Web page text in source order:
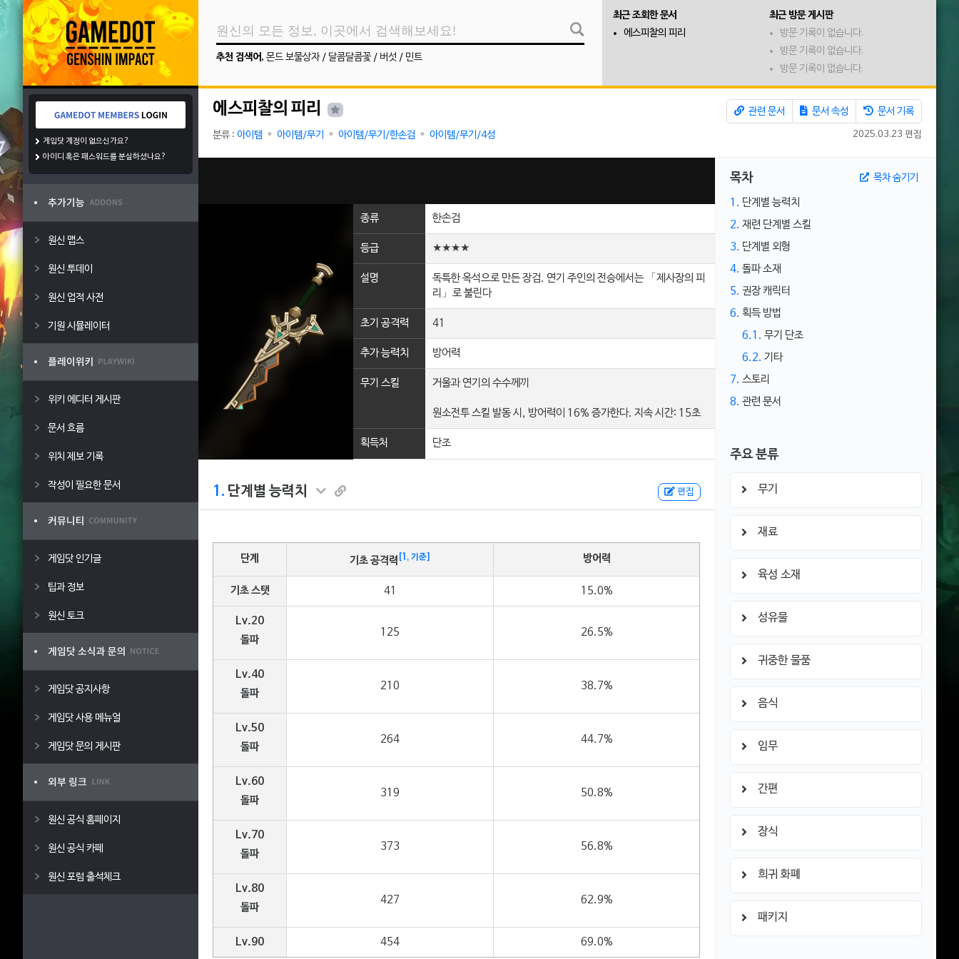
게임닷 계정이 없으신가요?
아이디 혹은 패스워드를 분실하셨나요?
원신 맵스
원신 투데이
원신 업적 사전
기원 시뮬레이터
위키 에디터 게시판
문서 흐름
위치 제보 기록
작성이 필요한 문서
게임닷 인기글
팁과 정보
원신 토크
게임닷 공지사항
게임닷 사용 메뉴얼
게임닷 문의 게시판
원신 공식 홈페이지
원신 공식 카페
원신 포럼 출석체크
추천 검색어 , 몬드 보물상자/ 달콤달콤꽃/ 버섯 / 민트
최근 조회한 문서
에스피찰의 피리
최근 방문 게시판
방문 기록이 없습니다.
방문 기록이 없습니다.
방문 기록이 없습니다.
에스피찰의 피리
분류 : 아이템 아이템/무기 아이템/무기/한손검 아이템/무기/4성
관련 문서 문서 속성 문서 기록
2025.03.23 편집
종류 한손검
등급 ★★★★
설명
독특한 옥석으로 만든 장검. 연기 주인의 전승에서는 「제사장의 피
리」로 불린다
초기 공격력 41
추가 능력치 방어력
무기 스킬 거울과 연기의 수수께끼
원소전투 스킬 발동 시, 방어력이 16% 증가한다. 지속 시간: 15초
획득처 단조
1. 단계별 능력치 편집
단계 기초 공격력 [1, 기준] 방어력
기초 스탯 41 15.0%
Lv.20
돌파
125 26.5%
Lv.40
돌파
210 38.7%
Lv.50
돌파
264 44.7%
Lv.60
돌파
319 50.8%
Lv.70
돌파
373 56.8%
Lv.80
돌파
427 62.9%
Lv.90 454 69.0%
목차 숨기기
목차
1. 단계별 능력치
2. 재련 단계별 스킬
3. 단계별 외형
4. 돌파 소재
5. 권장 캐릭터
6. 획득 방법
6.1. 무기 단조
6.2. 기타
7. 스토리
8. 관련 문서
주요 분류
무기
재료
육성 소재
성유물
귀중한 물품
음식
임무
간편
장식
희귀 화폐
패키지